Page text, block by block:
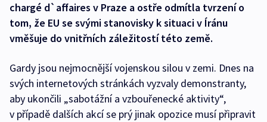
chargé d`affaires v Praze a ostře odmítla tvrzení o
tom, že EU se svými stanovisky k situaci v Íránu
vměšuje do vnitřních záležitostí této země.
Gardy jsou nejmocnější vojenskou silou v zemi. Dnes na
svých internetových stránkách vyzvaly demonstranty,
aby ukončili „sabotážní a vzbouřenecké aktivity“,
v případě dalších akcí se prý jinak opozice musí připravit